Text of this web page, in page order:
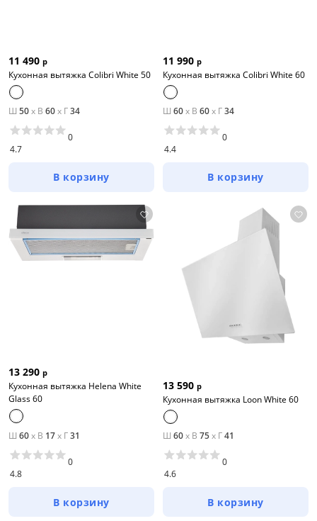
11 490 р
Кухонная вытяжка Colibri White 50
Ш 50x В 60x Г34
4.7
0
В корзину
11 990 р
Кухонная вытяжка Colibri White 60
Ш 60x В 60x Г34
4.4
0
В корзину
13 290 р
Кухонная вытяжка Helena White
Glass 60
Ш 60x В 17x Г31
4.8
0
В корзину
13 590 р
Кухонная вытяжка Loon White 60
Ш 60x В 75x Г41
4.6
0
В корзину